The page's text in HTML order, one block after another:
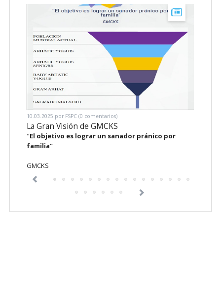
10.03.2025 por FSPC (0 comentarios)
La Gran Visión de GMCKS
"El objetivo es lograr un sanador pránico por
familia"
GMCKS